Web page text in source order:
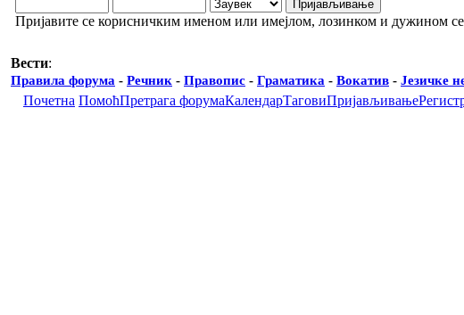
Пријавите се корисничким именом или имејлом, лозинком и дужином
Вести:
Правила форума - Речник - Правопис - Граматика - Вокатив - Језичке
Почетна ПомоћПретрага форумаКалендарТаговиПријављивање